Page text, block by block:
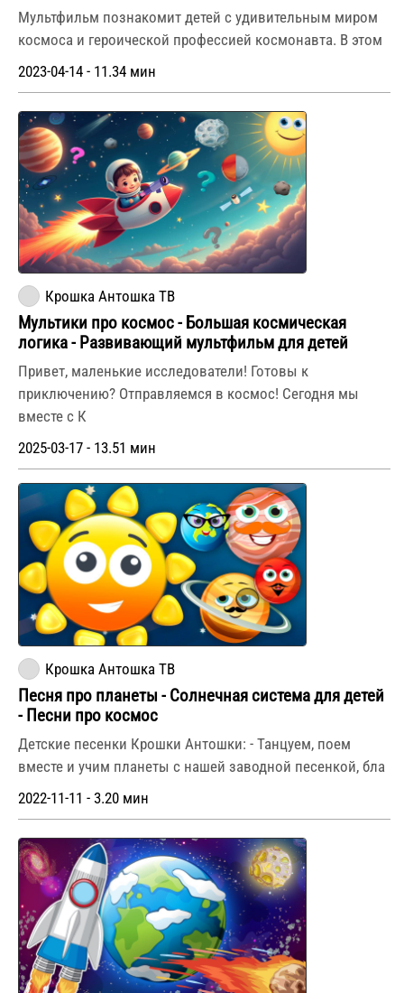
Мультфильм познакомит детей с удивительным миром
космоса и героической профессией космонавта. В этом
2023-04-14 - 11.34 мин
Крошка Антошка ТВ
Мультики про космос - Большая космическая
логика - Развивающий мультфильм для детей
Привет, маленькие исследователи! Готовы к
приключению? Отправляемся в космос! Сегодня мы
вместе с К
2025-03-17 - 13.51 мин
Крошка Антошка ТВ
Песня про планеты - Солнечная система для детей
- Песни про космос
Детские песенки Крошки Антошки: - Танцуем, поем
вместе и учим планеты с нашей заводной песенкой, бла
2022-11-11 - 3.20 мин